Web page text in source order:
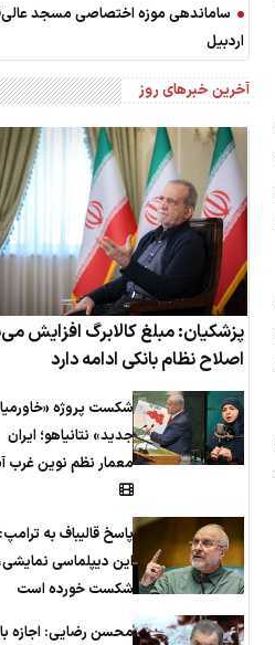
ساماندهی موزه اختصاصی مسجد
اردبیل
آخرین خبرهای روز
پزشکیان: مبلغ کالابرگ افزایش
اصلاح نظام بانکی ادامه دارد
شکست پروژه
جدید» نتانیاهو؛ ایران
معمار نظم نوین غرب
پاسخ قالیباف به ترامپ:
این دیپلماسی
شکست خورده است
محسن رضایی: اجازه